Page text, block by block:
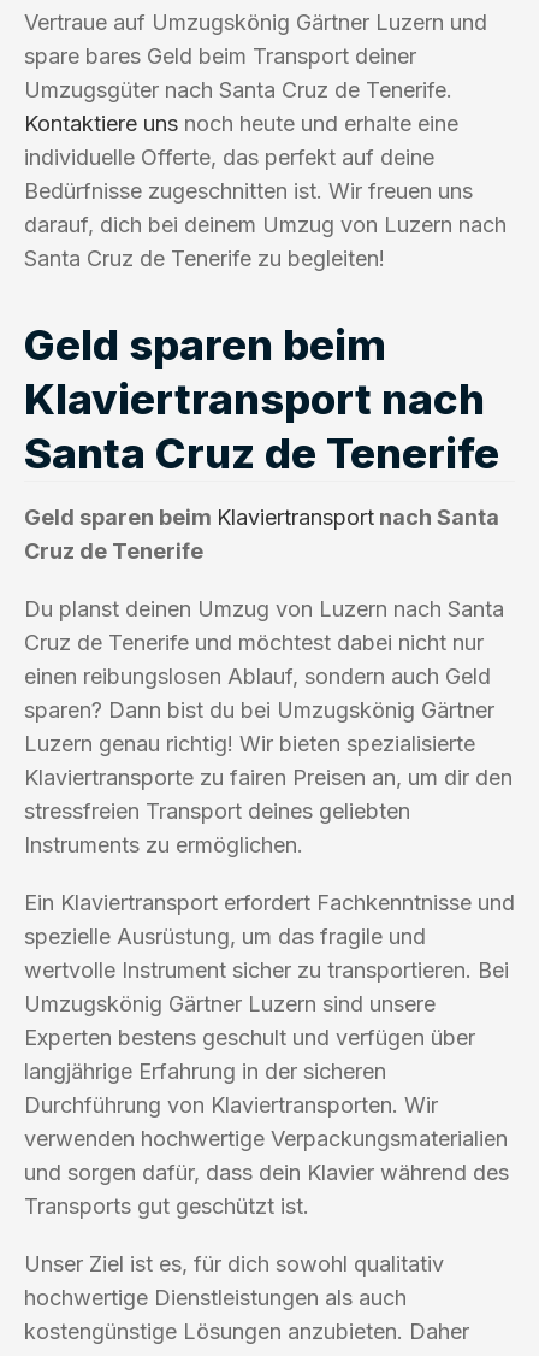
Vertraue auf Umzugskönig Gärtner Luzern und
spare bares Geld beim Transport deiner
Umzugsgüter nach Santa Cruz de Tenerife.
Kontaktiere uns noch heute und erhalte eine
individuelle Offerte, das perfekt auf deine
Bedürfnisse zugeschnitten ist. Wir freuen uns
darauf, dich bei deinem Umzug von Luzern nach
Santa Cruz de Tenerife zu begleiten!
Geld sparen beim
Klaviertransport nach
Santa Cruz de Tenerife
Geld sparen beim Klaviertransport nach Santa
Cruz de Tenerife
Du planst deinen Umzug von Luzern nach Santa
Cruz de Tenerife und möchtest dabei nicht nur
einen reibungslosen Ablauf, sondern auch Geld
sparen? Dann bist du bei Umzugskönig Gärtner
Luzern genau richtig! Wir bieten spezialisierte
Klaviertransporte zu fairen Preisen an, um dir den
stressfreien Transport deines geliebten
Instruments zu ermöglichen.
Ein Klaviertransport erfordert Fachkenntnisse und
spezielle Ausrüstung, um das fragile und
wertvolle Instrument sicher zu transportieren. Bei
Umzugskönig Gärtner Luzern sind unsere
Experten bestens geschult und verfügen über
langjährige Erfahrung in der sicheren
Durchführung von Klaviertransporten. Wir
verwenden hochwertige Verpackungsmaterialien
und sorgen dafür, dass dein Klavier während des
Transports gut geschützt ist.
Unser Ziel ist es, für dich sowohl qualitativ
hochwertige Dienstleistungen als auch
kostengünstige Lösungen anzubieten. Daher